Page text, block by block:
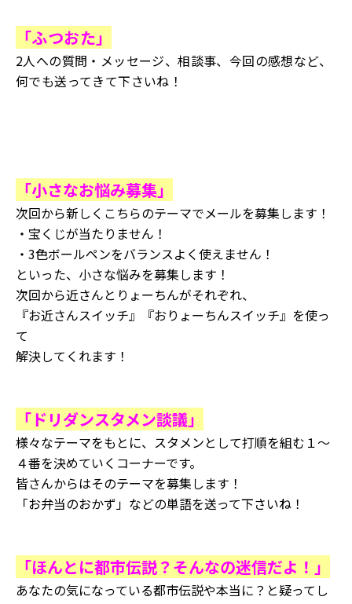
「ふつおた」
2人への質問・メッセージ、相談事、今回の感想など、
何でも送ってきて下さいね！
「小さなお悩み募集」
次回から新しくこちらのテーマでメールを募集します！
・宝くじが当たりません！
・3色ボールペンをバランスよく使えません！
といった、小さな悩みを募集します！
次回から近さんとりょーちんがそれぞれ、
『お近さんスイッチ』『おりょーちんスイッチ』を使っ
て
解決してくれます！
「ドリダンスタメン談議」
様々なテーマをもとに、スタメンとして打順を組む１～
４番を決めていくコーナーです。
皆さんからはそのテーマを募集します！
「お弁当のおかず」などの単語を送って下さいね！
「ほんとに都市伝説？そんなの迷信だよ！」
あなたの気になっている都市伝説や本当に？と疑ってし